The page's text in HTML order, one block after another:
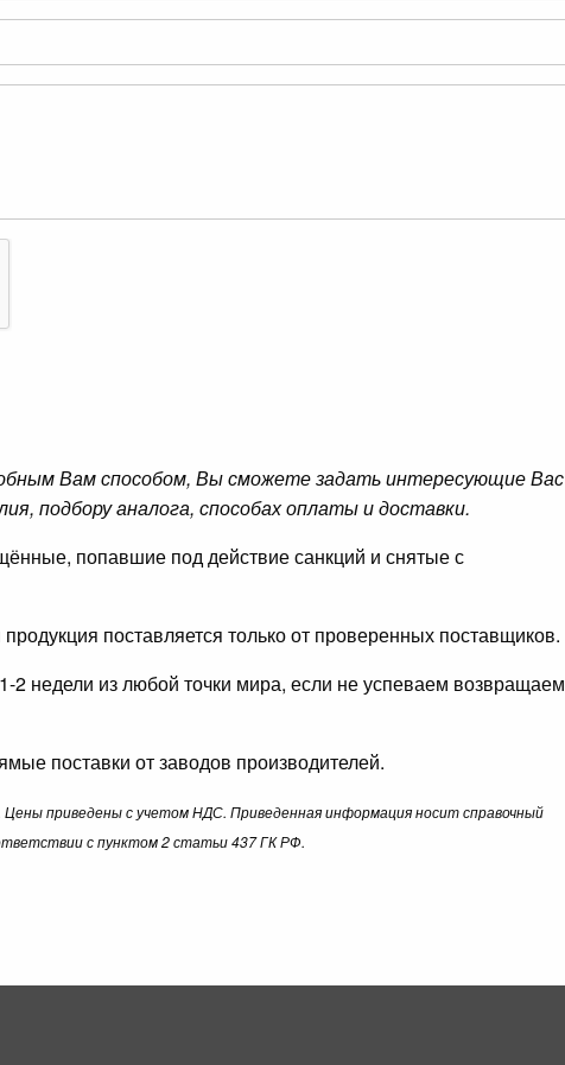
Вам способом, Вы сможете задать интересующие Вас
подбору аналога, способах оплаты и доставки.
попавшие под действие санкций и снятые с
продукция поставляется только от проверенных поставщиков.
2 недели из любой точки мира, если не успеваем возвращаем
поставки от заводов производителей.
Цены приведены с учетом НДС. Приведенная информация носит справочный
с пунктом 2 статьи 437 ГК РФ.